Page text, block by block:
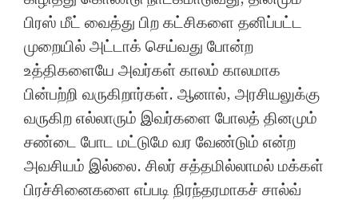
பிரஸ் மீட் வைத்து பிற கட்சிகளை தனிப்பட்ட
முறையில் அட்டாக் செய்வது போன்ற
உத்திகளையே அவர்கள் காலம் காலமாக
பின்பற்றி வருகிறார்கள். ஆனால், அரசியலுக்கு
வருகிற எல்லாரும் இவர்களை போலத் தினமும்
சண்டை போட மட்டுமே வர வேண்டும் என்ற
அவசியம் இல்லை. சிலர் சத்தமில்லாமல் மக்கள்
பிரச்சினைகளை எப்படி நிரந்தரமாகச் சால்வ்